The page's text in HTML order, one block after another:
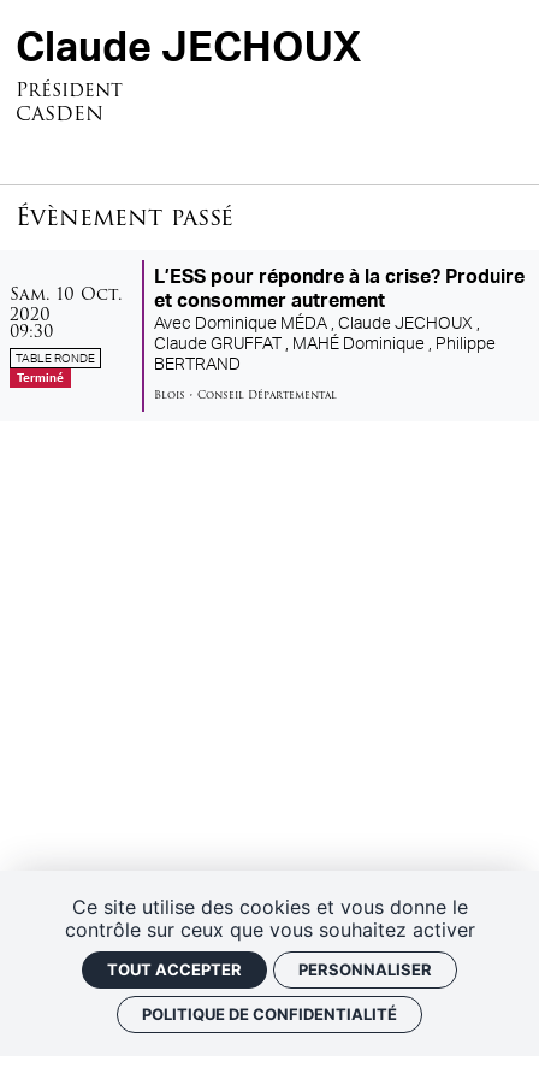
Ce site utilise des cookies et vous donne le
contrôle sur ceux que vous souhaitez activer
TOUT ACCEPTER PERSONNALISER
POLITIQUE DE CONFIDENTIALITÉ
Claude JECHOUX
Président
CASDEN
Évènement passé
samedi
Sam. 10 octobre
Oct.
2020
09:30
TABLE RONDE
Terminé
L’ESS pour répondre à la crise? Produire
et consommer autrement
Avec Dominique MÉDA , Claude JECHOUX ,
Claude GRUFFAT , MAHÉ Dominique , Philippe
BERTRAND
Blois • Conseil Départemental